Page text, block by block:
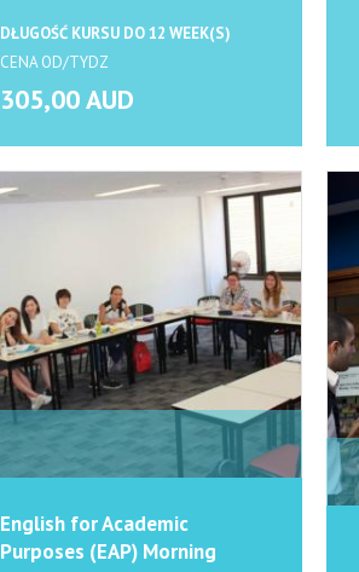
DŁUGOŚĆ KURSU DO 12 WEEK(S)
CENA OD/TYDZ
305,00 AUD
English for Academic
Purposes (EAP) Morning